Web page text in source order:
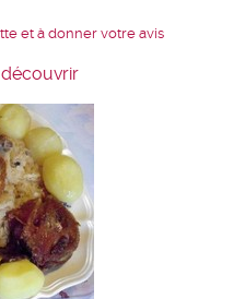
et à donner votre avis